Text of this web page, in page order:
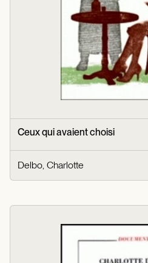
Ceux qui avaient choisi
Delbo, Charlotte